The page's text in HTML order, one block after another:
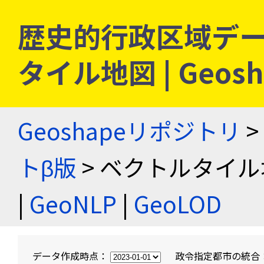
歴史的行政区域デ
タイル地図 |
Geoshapeリポジトリ >
トβ版 > ベクトルタイ
| GeoNLP | GeoLOD
データ作成時点： 政令指定都市の統